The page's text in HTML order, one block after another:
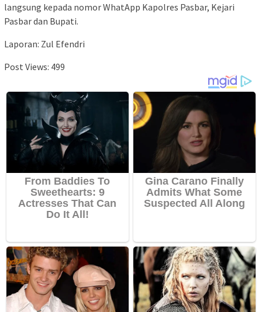
langsung kepada nomor WhatApp Kapolres Pasbar, Kejari
Pasbar dan Bupati.
Laporan: Zul Efendri
Post Views: 499